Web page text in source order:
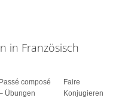
in Französisch
Passé composé
Übungen
Faire
Konjugieren